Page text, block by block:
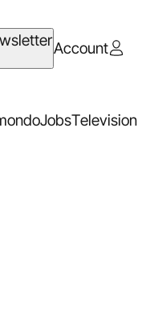
Account
JobsTelevision